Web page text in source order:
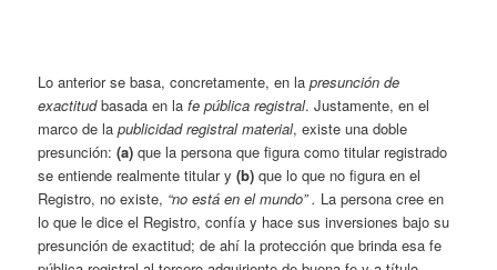
Lo anterior se basa, concretamente, en lapresunción de
exactitudbasada en lafe pública registral. Justamente, en el
marco de lapublicidad registral material, existe una doble
presunción:(a) que la persona que figura como titular registrado
se entiende realmente titular y(b) que lo que no figura en el
Registro, no existe, “no está en el mundo” . La persona cree en
lo que le dice el Registro, confía y hace sus inversiones bajo su
presunción de exactitud; de ahí la protección que brinda esa fe